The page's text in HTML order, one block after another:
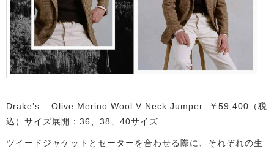
Drake’s – Olive Merino Wool V Neck Jumper ￥59,400（税
込）サイズ展開：36、38、40サイズ
ツイードジャケットとセーターを合わせる際に、それぞれの生